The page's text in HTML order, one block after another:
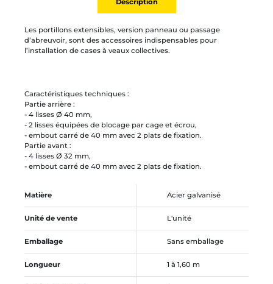
Description
Les portillons extensibles, version panneau ou passage
d’abreuvoir, sont des accessoires indispensables pour
l’installation de cases à veaux collectives.
Caractéristiques techniques :
Partie arrière :
- 4 lisses Ø 40 mm,
- 2 lisses équipées de blocage par cage et écrou,
- embout carré de 40 mm avec 2 plats de fixation.
Partie avant :
- 4 lisses Ø 32 mm,
- embout carré de 40 mm avec 2 plats de fixation.
Matière Acier galvanisé
Unité de vente L'unité
Emballage Sans emballage
Longueur 1 à 1,60 m